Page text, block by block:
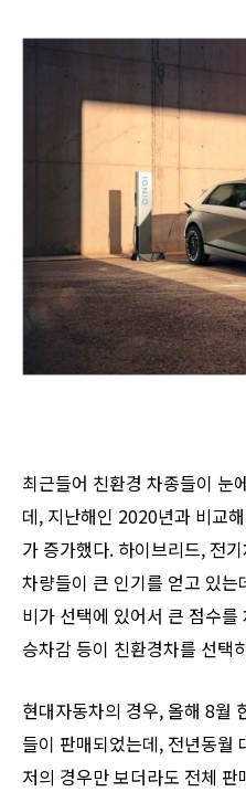
최근들어 친환경 차종들이 눈
데, 지난해인 2020년과 비교
가 증가했다. 하이브리드, 전
차량들이 큰 인기를 얻고 있
비가 선택에 있어서 큰 점수
승차감 등이 친환경차를 선택
현대자동차의 경우, 올해 8월
들이 판매되었는데, 전년동월
저의 경우만 보더라도 전체